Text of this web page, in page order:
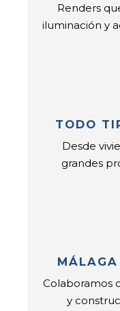
Renders
iluminación y
TODO
Desde
grandes
Colaboramos
y